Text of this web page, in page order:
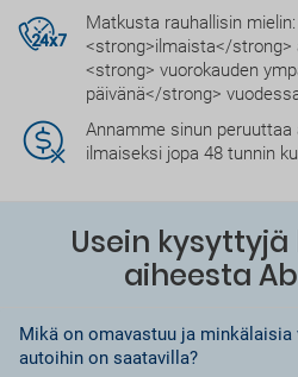
Matkusta rauhallisin
<strong>ilmaista</strong>
<strong> vuorokauden
päivänä</strong>
Annamme sinun peruuttaa
ilmaiseksi jopa 48 tunnin
Usein
aiheesta
Mikä on omavastuu ja minkälaisia
autoihin on saatavilla?